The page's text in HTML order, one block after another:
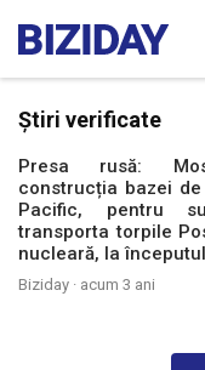
Știri verificate
Presa rusă:
construcția bazei
Pacific, pentru
transporta torpile
nucleară, la
Biziday · acum 3 ani